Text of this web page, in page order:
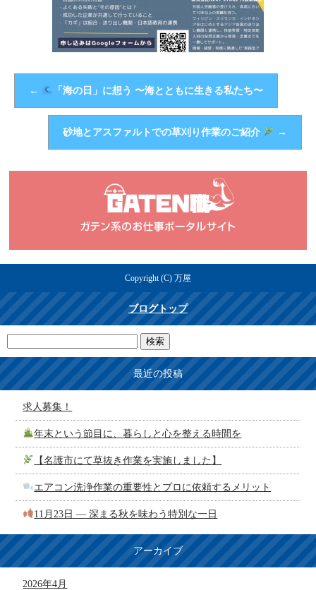
← 「海の日」に想う 〜海とともに生きる私たち〜
砂地とアスファルトでの草刈り作業のご紹介 →
Copyright (C) 万屋
ブログトップ
最近の投稿
求人募集！
年末という節目に、暮らしと心を整える時間を
【名護市にて草抜き作業を実施しました】
エアコン洗浄作業の重要性とプロに依頼するメリット
11月23日 ― 深まる秋を味わう特別な一日
アーカイブ
2026年4月